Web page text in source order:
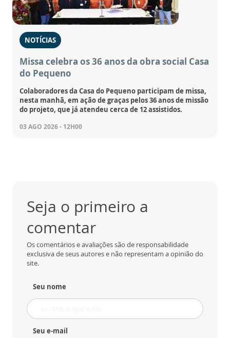
NOTÍCIAS
Missa celebra os 36 anos da obra social Casa
do Pequeno
Colaboradores da Casa do Pequeno participam de missa,
nesta manhã, em ação de graças pelos 36 anos de missão
do projeto, que já atendeu cerca de 12 assistidos.
03 AGO 2026 - 12H00
Seja o primeiro a
comentar
Os comentários e avaliações são de responsabilidade
exclusiva de seus autores e não representam a opinião do
site.
Seu nome
Seu e-mail